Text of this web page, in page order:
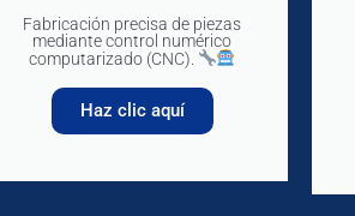
Fabricación precisa de piezas
mediante control numérico
computarizado (CNC).
Haz clic aquí